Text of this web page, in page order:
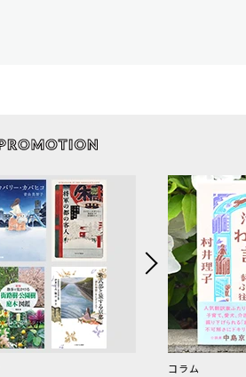
コラム